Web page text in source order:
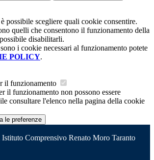
possibile scegliere quali cookie consentire.
quelli che consentono il funzionamento della
disabilitarli.
i cookie necessari al funzionamento potete
POLICY.
il funzionamento
il funzionamento non possono essere
consultare l'elenco nella pagina della cookie
le preferenze
Istituto Comprensivo Renato Moro Taranto